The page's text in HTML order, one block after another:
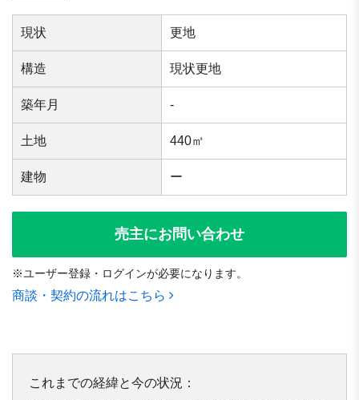
現状 更地
構造 現状更地
築年⽉ -
⼟地 440㎡
建物 ー
売主にお問い合わせ
※ユーザー登録・ログインが必要になります。
商談・契約の流れはこちら
これまでの経緯と今の状況：